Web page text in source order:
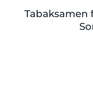
Tabaksamen